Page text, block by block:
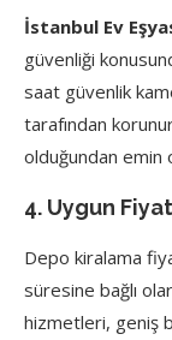
İstanbul Ev
güvenliği
saat güvenlik
tarafından
olduğundan emin
4. Uygun
Depo kiralama
süresine bağlı
hizmetleri, geniş